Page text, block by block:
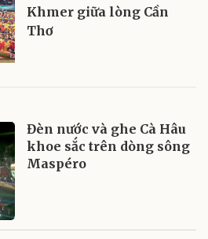
Khmer giữa lòng Cần
Thơ
Đèn nước và ghe Cà Hâu
khoe sắc trên dòng sông
Maspéro